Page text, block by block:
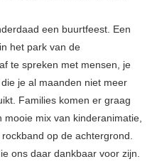
een buurtfeest. Een
het park van de
te spreken met mensen, je
je al maanden niet meer
Families komen er graag
mix van kinderanimatie,
op de achtergrond.
ons daar dankbaar voor zijn.